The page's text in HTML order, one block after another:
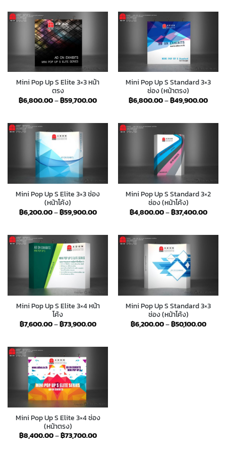
฿47,600.00 ฿
Mini Pop Up S Elite 3×3 หน้า
ตรง
฿6,800.00–฿59,700.00Price
฿59,700.00
Mini Pop Up S Standard 3×3
ช่อง (หน้าตรง)
฿6,800.00–฿49,900.00Price
฿
Mini Pop Up S Elite 3×3 ช่อง
(หน้าโค้ง)
฿6,200.00–฿59,900.00Price
range:
฿59,900.00
Mini Pop Up S Standard 3×2
ช่อง (หน้าโค้ง)
฿4,800.00–฿37,400.00Price
฿
Mini Pop Up S Elite 3×4 หน้า
โค้ง
฿7,600.00–฿73,900.00Price
range:
฿73,900.00
Mini Pop Up S Standard 3×3
ช่อง (หน้าโค้ง)
฿6,200.00–฿50,100.00Price
range:
Mini Pop Up S Elite 3×4 ช่อง
(หน้าตรง)
฿8,400.00–฿73,700.00Price